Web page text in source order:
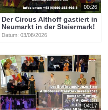
00:26
Der Circus Althoff gastiert in
Neumarkt in der Steiermark!
Datum: 03/08/2026
04:17